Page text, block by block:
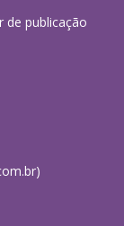
de publicação